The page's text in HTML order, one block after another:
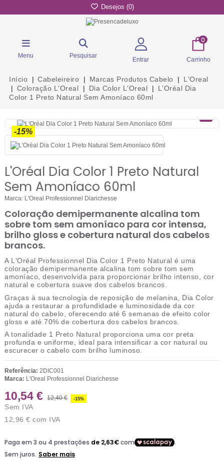
Desejos (0)
Menu Pesquisar
Entrar
0
Carrinho
Início Cabeleireiro Marcas Produtos Cabelo
L'Oreal
Coloração L'Oreal
Dia Color L'Oreal
L'Oréal Dia
Color 1 Preto Natural Sem Amoníaco 60ml
-15%
L'Oréal Dia Color 1 Preto Natural
Sem Amoníaco 60ml
Marca: L'Oreal Professionnel Diarichesse
Coloração demipermanente alcalina tom
sobre tom sem amoníaco para cor intensa,
brilho gloss e cobertura natural dos cabelos
brancos.
A L'Oréal Professionnel Dia Color 1 Preto Natural é uma
coloração demipermanente alcalina tom sobre tom sem
amoníaco, desenvolvida para proporcionar brilho intenso, cor
natural e cobertura suave dos cabelos brancos.
Graças à sua tecnologia de reposição de melanina , Dia Color
ajuda a restaurar a profundidade e luminosidade da cor
natural do cabelo, oferecendo até 6 semanas de efeito color
gloss e até 70% de cobertura dos cabelos brancos
A tonalidade 1 Preto Natural proporciona uma cor preta
profunda e uniforme, ideal para intensificar a cor natural ou
escurecer o cabelo com brilho luminoso.
Referência: 2DIC001
Marca: L'Oreal Professionnel Diarichesse
10,54 € 12,40 € -15%
Sem IVA
12,96 € com IVA